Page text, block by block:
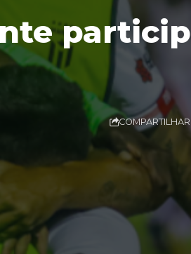
COMPARTILHAR